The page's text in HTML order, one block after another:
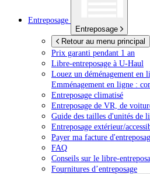
Entreposage
Entreposage
Retour au menu principal
Prix garanti pendant 1 an
Libre-entreposage à U-Haul
Louez un déménagement en
Emménagement en ligne :
Entreposage climatisé
Entreposage de VR, de
Guide des tailles d'unités de
Entreposage extérieur/
Payer ma facture
FAQ
Conseils sur le libre-
Fournitures d’entreposage